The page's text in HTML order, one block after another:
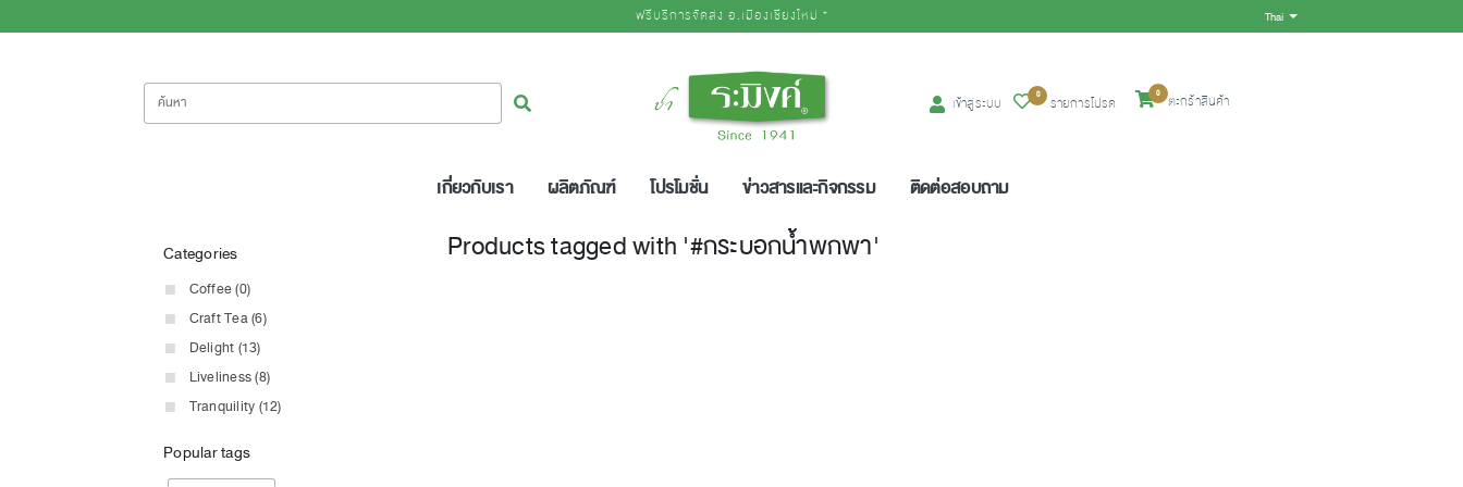
ฟรีบริการจัดส่ง อ.เมืองเชียงใหม่ * Thai
Toggle Dropdown
ค้นหา ค้นหา เข้าสู่ระบบ รายการโปรด
0 ตะกร้าสินค้า
0
เกี่ยวกับเรา ผลิตภัณฑ์ โปรโมชั่น ข่าวสารและกิจกรรม ติดต่อสอบถาม
Categories
Coffee (0)
Craft Tea (6)
Delight (13)
Liveliness (8)
Tranquility (12)
Popular tags
Products tagged with '#กระบอกน้ำพกพา'